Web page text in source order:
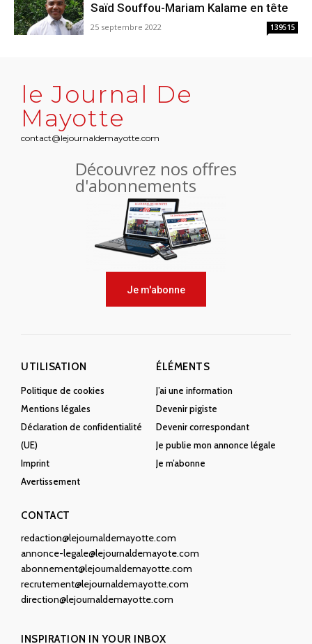
Saïd Souffou-Mariam Kalame en tête
25 septembre 2022 139515
le Journal De
Mayotte
contact@lejournaldemayotte.com
Découvrez nos offres
d'abonnements
Je m'abonne
UTILISATION
Politique de cookies
Mentions légales
Déclaration de confidentialité
(UE)
Imprint
Avertissement
ÉLÉMENTS
J’ai une information
Devenir pigiste
Devenir correspondant
Je publie mon annonce légale
Je m’abonne
CONTACT
redaction@lejournaldemayotte.com
annonce-legale@lejournaldemayote.com
abonnement@lejournaldemayotte.com
recrutement@lejournaldemayotte.com
direction@lejournaldemayotte.com
INSPIRATION IN YOUR INBOX